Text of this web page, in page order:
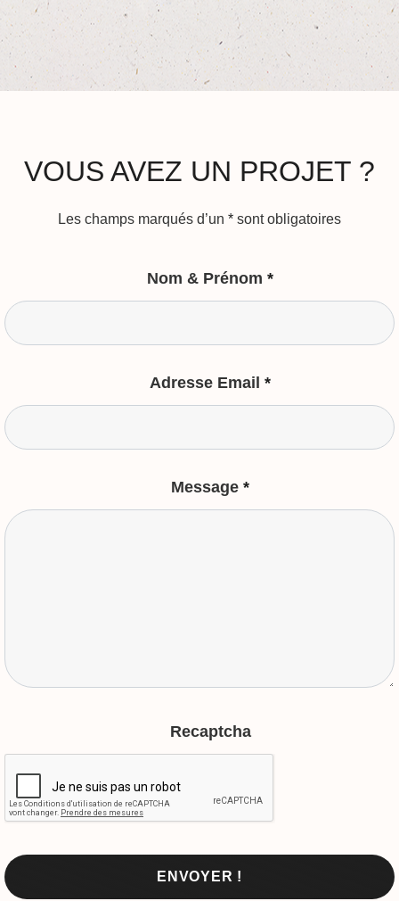
VOUS AVEZ UN PROJET ?
Les champs marqués d’un * sont obligatoires
Nom & Prénom *
Adresse Email *
Message *
Recaptcha